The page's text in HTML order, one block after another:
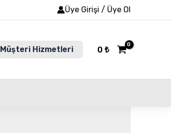
Üye Girişi / Üye Ol
Müşteri Hizmetleri 0 ₺